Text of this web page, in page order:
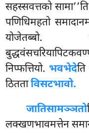
सहस्सवत्तको
पणिधिमहतो
योजेतब्बो.
निप्फत्तियो. भवभेदे
ठितताविसटभावो.
जातिसामञ्ञतो
लक्खणभावमत्तेन